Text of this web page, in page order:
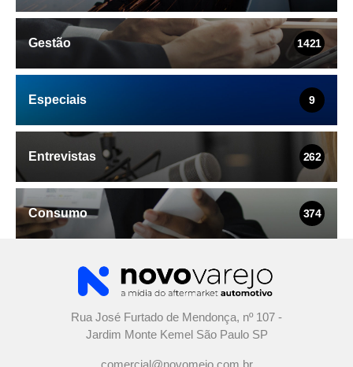
Gestão 1421
Especiais 9
Entrevistas 262
Consumo 374
Rua José Furtado de Mendonça, nº 107 -
Jardim Monte Kemel São Paulo SP
comercial@novomeio.com.br